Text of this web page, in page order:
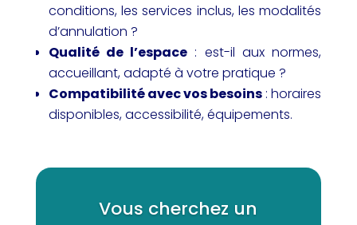
conditions, les services inclus, les modalités
d’annulation ?
Qualité de l’espace : est-il aux normes,
accueillant, adapté à votre pratique ?
Compatibilité avec vos besoins : horaires
disponibles, accessibilité, équipements.
Vous cherchez un